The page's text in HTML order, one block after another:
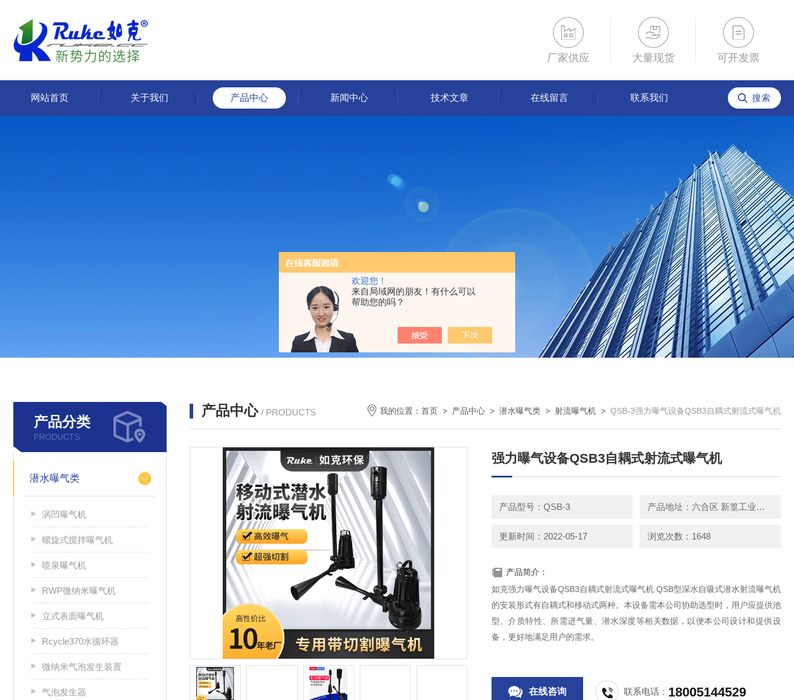
欢迎您！
来自局域网的朋友！有什么可以
帮助您的吗？
厂家供应 大量现货 可开发票
网站首页 关于我们 产品中心 新闻中心 技术文章 在线留言 联系我们
产品分类
PRODUCTS
潜水曝气类
涡凹曝气机
螺旋式搅拌曝气机
喷泉曝气机
RWP微纳米曝气机
立式表面曝气机
Rcycle370水循环器
微纳米气泡发生装置
气泡发生器
产品中心 / PRODUCTS 我的位置： 首页 > 产品中心 > 潜水曝气类 > 射流曝气机 > QSB-3强力曝气设备QSB3自耦式射流式曝气机
强力曝气设备QSB3自耦式射流式曝气机
产品型号：QSB-3 产品地址：六合区 新篁工业园园区中路3号
更新时间：2022-05-17 浏览次数：1648
产品简介：
如克强力曝气设备QSB3自耦式射流式曝气机 QSB型深水自吸式潜水射流曝气机
的安装形式有自耦式和移动式两种。本设备需本公司协助选型时，用户应提供池
型、介质特性、所需进气量、潜水深度等相关数据，以便本公司设计和提供设
备，更好地满足用户的需求。
在线咨询 联系电话： 18005144529